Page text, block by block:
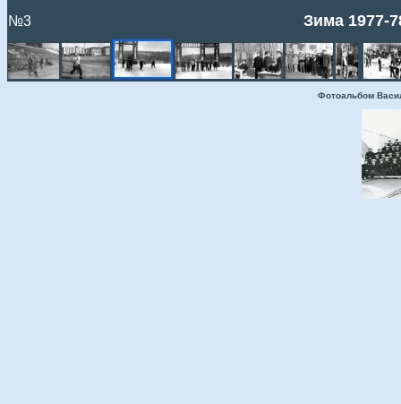
№3 Зима 1977-
Фотоальбом